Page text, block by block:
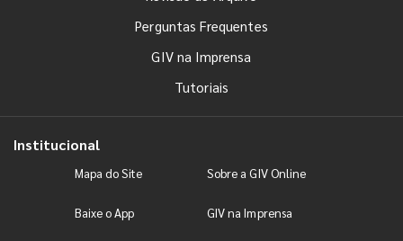
Perguntas Frequentes
GIV na Imprensa
Tutoriais
Institucional
Mapa do Site Sobre a GIV Online
Baixe o App GIV na Imprensa